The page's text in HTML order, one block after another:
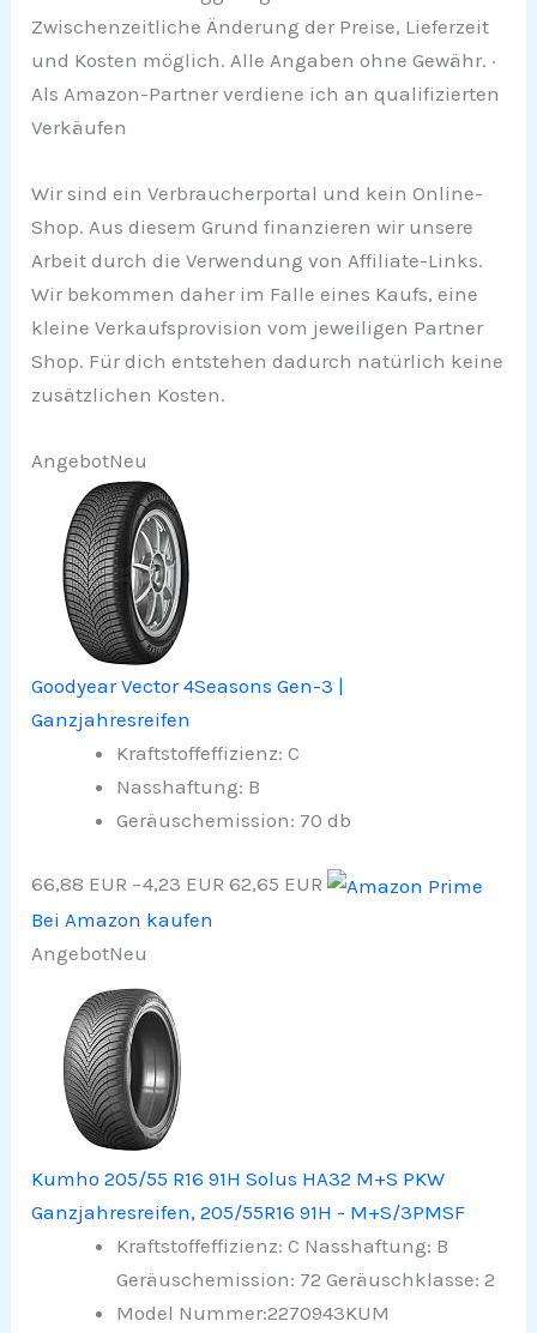
Zwischenzeitliche Änderung der Preise, Lieferzeit
und Kosten möglich. Alle Angaben ohne Gewähr. ·
Als Amazon-Partner verdiene ich an qualifizierten
Verkäufen
Wir sind ein Verbraucherportal und kein Online-
Shop. Aus diesem Grund finanzieren wir unsere
Arbeit durch die Verwendung von Affiliate-Links.
Wir bekommen daher im Falle eines Kaufs, eine
kleine Verkaufsprovision vom jeweiligen Partner
Shop. Für dich entstehen dadurch natürlich keine
zusätzlichen Kosten.
AngebotNeu
Goodyear Vector 4Seasons Gen-3 |
Ganzjahresreifen
Kraftstoffeffizienz: C
Nasshaftung: B
Geräuschemission: 70 db
66,88 EUR −4,23 EUR 62,65 EUR
Bei Amazon kaufen
AngebotNeu
Kumho 205/55 R16 91H Solus HA32 M+S PKW
Ganzjahresreifen, 205/55R16 91H - M+S/3PMSF
Kraftstoffeffizienz: C Nasshaftung: B
Geräuschemission: 72 Geräuschklasse: 2
Model Nummer:2270943KUM